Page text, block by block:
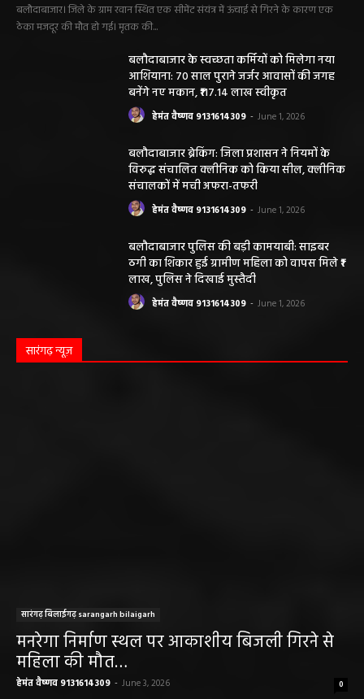
बलौदाबाजार। जिले के ग्राम रवान स्थित एक सीमेंट संयंत्र में ऊंचाई से गिरने के कारण एक
ठेका मजदूर की मौत हो गई। मृतक की...
बलौदाबाजार के स्वच्छता कर्मियों को मिलेगा नया
आशियाना: 70 साल पुराने जर्जर आवासों की जगह
बनेंगे नए मकान, ₹117.14 लाख स्वीकृत
हेमंत वैष्णव 9131614309 - June 1, 2026
बलौदाबाजार ब्रेकिंग: जिला प्रशासन ने नियमों के
विरुद्ध संचालित क्लीनिक को किया सील, क्लीनिक
संचालकों में मची अफरा-तफरी
हेमंत वैष्णव 9131614309 - June 1, 2026
बलौदाबाजार पुलिस की बड़ी कामयाबी: साइबर
ठगी का शिकार हुई ग्रामीण महिला को वापस मिले ₹1
लाख, पुलिस ने दिखाई मुस्तैदी
हेमंत वैष्णव 9131614309 - June 1, 2026
सारंगढ़ न्यूज़
सारंगढ़ बिलाईगढ़ sarangarh bilaigarh
मनरेगा निर्माण स्थल पर आकाशीय बिजली गिरने से
महिला की मौत…
हेमंत वैष्णव 9131614309 - June 3, 2026 0